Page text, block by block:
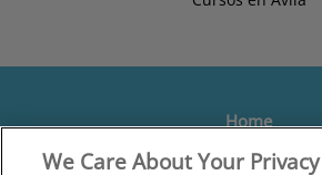
Home
Formación
We Care About Your Privacy